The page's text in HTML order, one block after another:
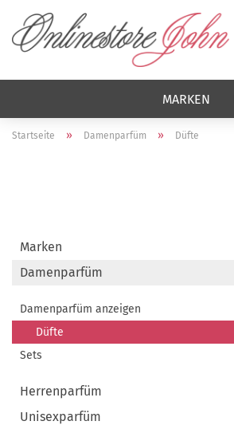
MARKEN
Startseite » Damenparfüm » Düfte
Marken
Damenparfüm
Damenparfüm anzeigen
Düfte
Sets
Herrenparfüm
Unisexparfüm